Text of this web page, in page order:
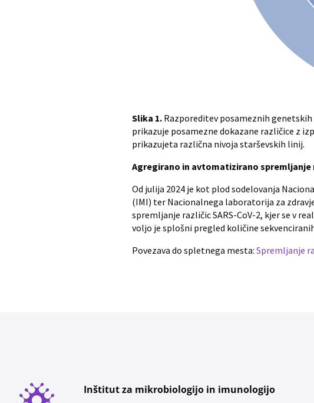
Slika 1. Razporeditev posameznih genetskih
prikazuje posamezne dokazane različice z
prikazujeta različna nivoja starševskih linij.
Agregirano in avtomatizirano spremljanje
Od julija 2024 je kot plod sodelovanja
(IMI) ter Nacionalnega laboratorija za
spremljanje različic SARS-CoV-2, kjer se v
voljo je splošni pregled količine
Povezava do spletnega mesta: Spremljanje
Inštitut za mikrobiologijo in imunologijo